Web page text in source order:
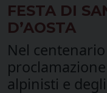
FESTA DI
D’AOSTA
Nel
alpinisti e